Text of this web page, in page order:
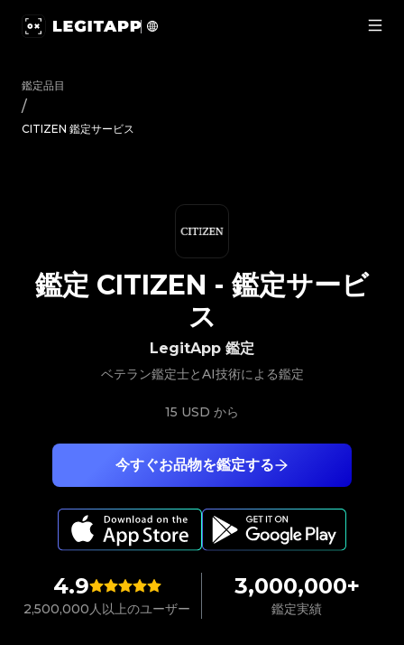
鑑定品目
/
CITIZEN 鑑定サービス
4.9
2,500,000人以上のユーザー
3,000,000+
鑑定実績
今すぐお品物を鑑定する
LegitApp 鑑定
ベテラン鑑定士とAI技術による鑑定
15 USD から
鑑定 CITIZEN - 鑑定サービ
ス